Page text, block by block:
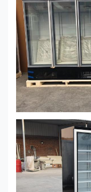
MAXIMUM
1DF
MAXIMUM
2DF
MAXIMUM
3DF